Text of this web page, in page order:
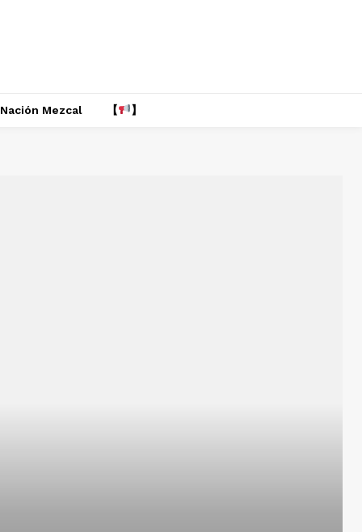
Nación Mezcal 【 】